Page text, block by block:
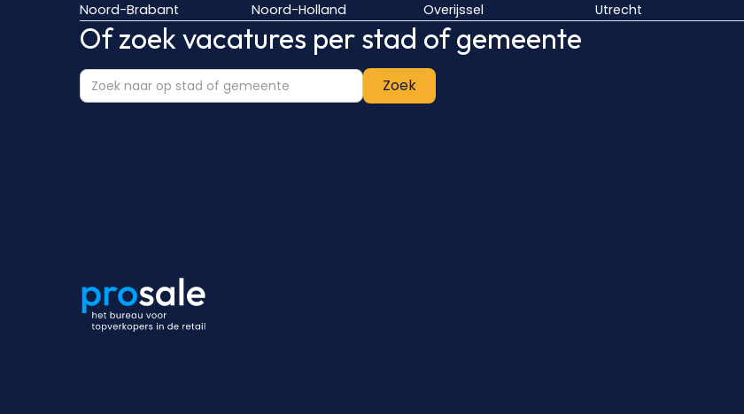
Noord-Brabant
Noord-Holland Overijssel Utrecht
Of zoek vacatures per stad of gemeente